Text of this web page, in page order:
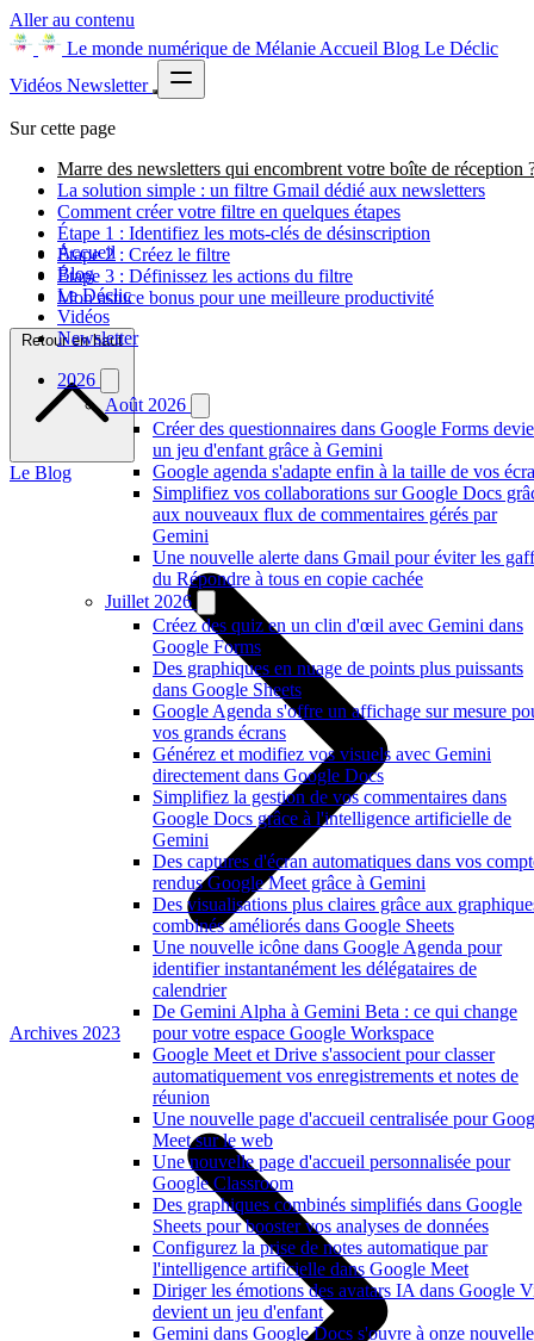
Aller au contenu
Le monde numérique de Mélanie Accueil Blog Le Déclic
Vidéos Newsletter
Accueil
Blog
Le Déclic
Vidéos
Newsletter
2026
Août 2026
Créer des questionnaires dans Google Forms
un jeu d'enfant grâce à Gemini
Google agenda s'adapte enfin à la taille de vos
Simplifiez vos collaborations sur Google Docs
aux nouveaux flux de commentaires gérés par
Gemini
Une nouvelle alerte dans Gmail pour éviter les
du Répondre à tous en copie cachée
Juillet 2026
Créez des quiz en un clin d'œil avec Gemini dans
Google Forms
Des graphiques en nuage de points plus puissants
dans Google Sheets
Google Agenda s'offre un affichage sur mesure
vos grands écrans
Générez et modifiez vos visuels avec Gemini
directement dans Google Docs
Simplifiez la gestion de vos commentaires dans
Google Docs grâce à l'intelligence artificielle de
Gemini
Des captures d'écran automatiques dans vos
rendus Google Meet grâce à Gemini
Des visualisations plus claires grâce aux
combinés améliorés dans Google Sheets
Une nouvelle icône dans Google Agenda pour
identifier instantanément les délégataires de
calendrier
De Gemini Alpha à Gemini Beta : ce qui change
pour votre espace Google Workspace
Google Meet et Drive s'associent pour classer
automatiquement vos enregistrements et notes de
réunion
Une nouvelle page d'accueil centralisée pour
Meet sur le web
Une nouvelle page d'accueil personnalisée pour
Google Classroom
Des graphiques combinés simplifiés dans Google
Sheets pour booster vos analyses de données
Configurez la prise de notes automatique par
l'intelligence artificielle dans Google Meet
Diriger les émotions des avatars IA dans Google
devient un jeu d'enfant
Gemini dans Google Docs s'ouvre à onze
Sur cette page
Marre des newsletters qui encombrent votre boîte de réception
La solution simple : un filtre Gmail dédié aux newsletters
Comment créer votre filtre en quelques étapes
Étape 1 : Identifiez les mots-clés de désinscription
Étape 2 : Créez le filtre
Étape 3 : Définissez les actions du filtre
Mon astuce bonus pour une meilleure productivité
Retour en haut
Le Blog
Archives 2023